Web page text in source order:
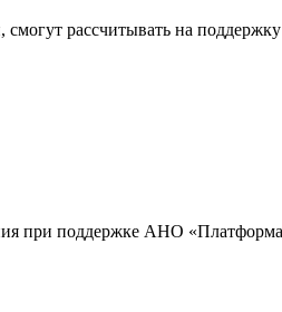
рассчитывать на
при поддержке АНО